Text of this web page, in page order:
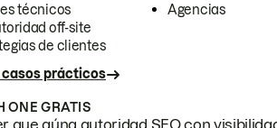
técnicos
off-site
de clientes
casos prácticos
Agencias
ONE GRATIS
que aúna autoridad SEO con